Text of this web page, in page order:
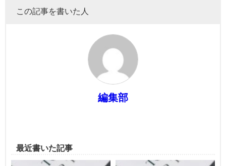
この記事を書いた人
編集部
最近書いた記事